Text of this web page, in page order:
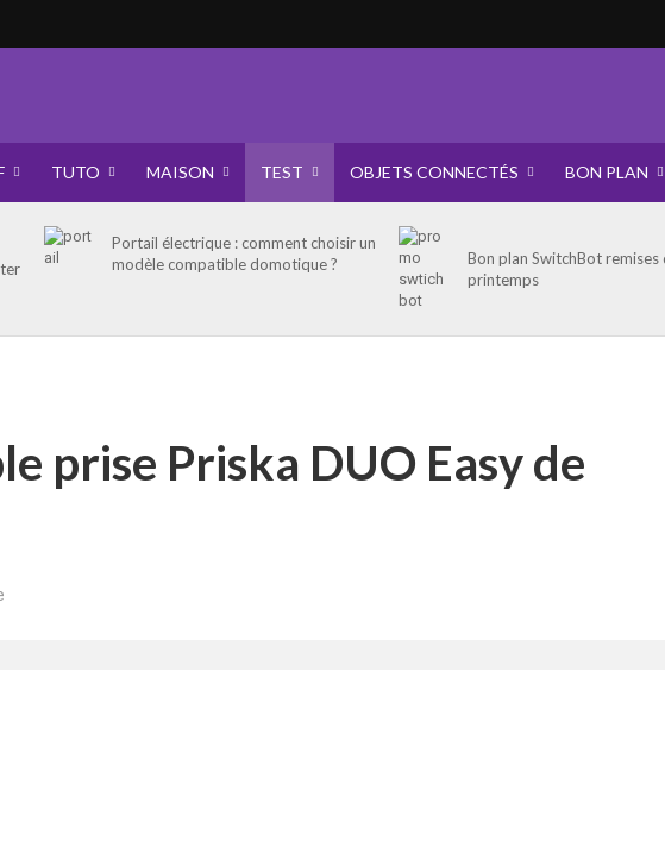
TUTO MAISON TEST OBJETS CONNECTÉS BON PLAN
Portail électrique : comment choisir un
modèle compatible domotique ?
Bon plan SwitchBot remises
printemps
prise Priska DUO Easy de